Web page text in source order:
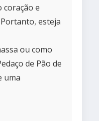
coração e
esteja
ou como
de Pão de
uma